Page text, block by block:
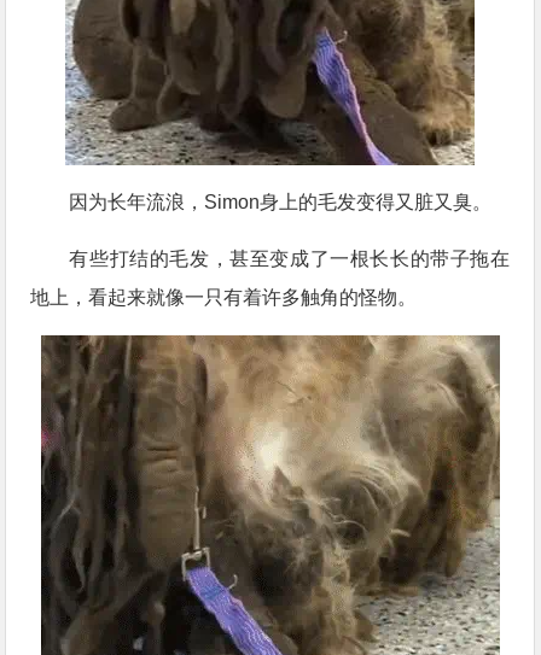
因为长年流浪，Simon身上的毛发变得又脏又臭。
有些打结的毛发，甚至变成了一根长长的带子拖在
地上，看起来就像一只有着许多触角的怪物。